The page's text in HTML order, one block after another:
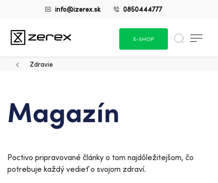
info@izerex.sk 0850444777
E-SHOP
Zdravie
Magazín
Poctivo pripravované články o tom najdôležitejšom, čo
potrebuje každý vedieť o svojom zdraví.